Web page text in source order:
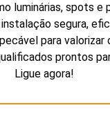
luminárias, spots e
instalação segura,
para valorizar
prontos
Ligue agora!